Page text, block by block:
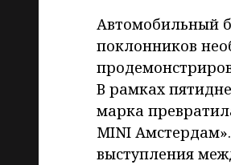
Автомобильный
поклонников
В рамках
марка
MINI
выступления